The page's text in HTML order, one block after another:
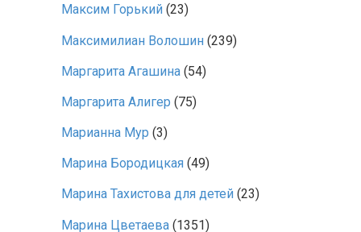
Максим Горький (23)
Максимилиан Волошин (239)
Маргарита Агашина (54)
Маргарита Алигер (75)
Марианна Мур (3)
Марина Бородицкая (49)
Марина Тахистова для детей (23)
Марина Цветаева (1351)